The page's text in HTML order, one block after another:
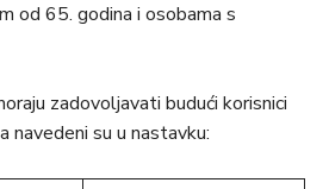
od 65. godina i osobama s
zadovoljavati budući korisnici
navedeni su u nastavku: